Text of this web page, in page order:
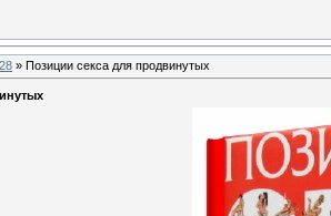
28 » Позиции секса для продвинутых